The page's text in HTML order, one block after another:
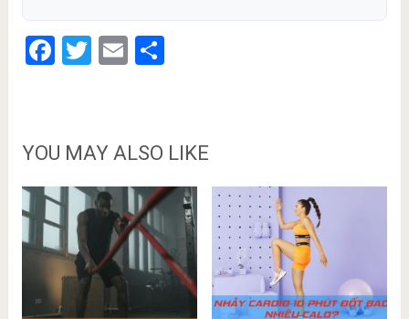
Facebook
Twitter
EmailShare
YOU MAY ALSO LIKE